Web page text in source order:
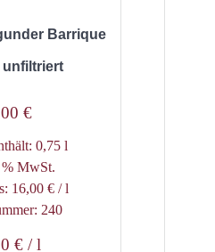
Barrique
€
0,75 l
MwSt.
16,00 € /l
240
€/l